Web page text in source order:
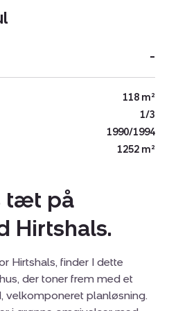
-
118 m²
1/3
1990/1994
1252 m²
tæt på
Hirtshals.
Hirtshals, finder I dette
der toner frem med et
velkomponeret planløsning.